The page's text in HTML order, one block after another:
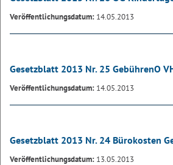
Veröffentlichungsdatum: 14.05.2013
Gesetzblatt 2013 Nr. 25 GebührenO
Veröffentlichungsdatum: 14.05.2013
Gesetzblatt 2013 Nr. 24 Bürokosten
Veröffentlichungsdatum: 13.05.2013